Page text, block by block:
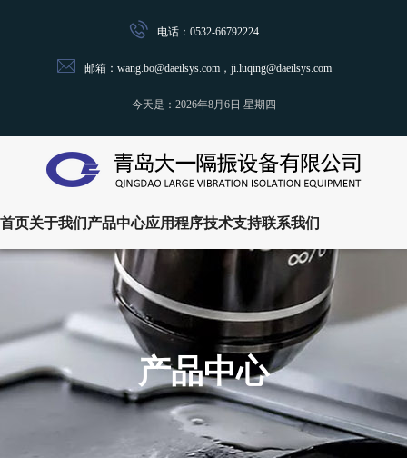
电话：0532-66792224
邮箱：wang.bo@daeilsys.com，ji.luqing@daeilsys.com
今天是： 2026年8月6日 星期四
首页关于我们产品中心应用程序技术支持联系我们
产品中心